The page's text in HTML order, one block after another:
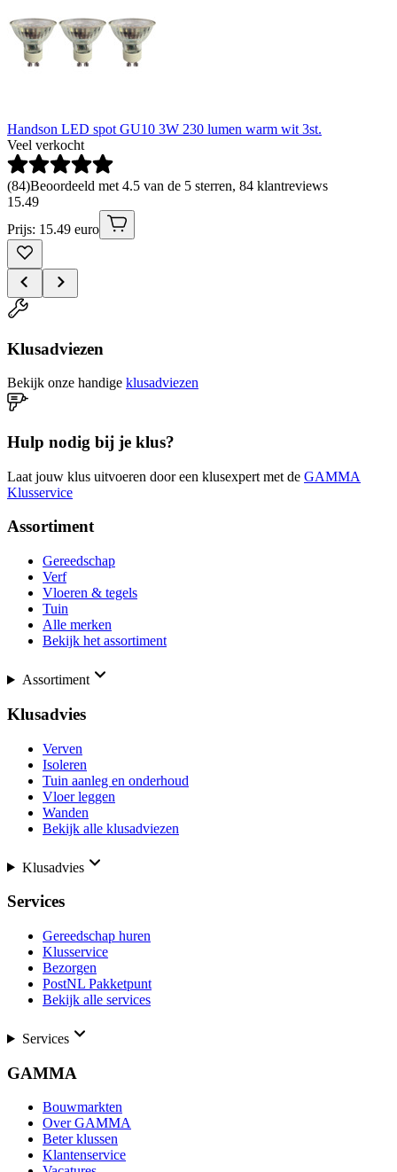
Handson LED spot GU10 3W 230 lumen warm wit 3st.
Veel verkocht
(84)Beoordeeld met 4.5 van de 5 sterren, 84 klantreviews
15.49
Prijs: 15.49 euro
Klusadviezen
Bekijk onze handige klusadviezen
Hulp nodig bij je klus?
Laat jouw klus uitvoeren door een klusexpert met de GAMMA
Klusservice
Assortiment
Gereedschap
Verf
Vloeren & tegels
Tuin
Alle merken
Bekijk het assortiment
Assortiment
Klusadvies
Verven
Isoleren
Tuin aanleg en onderhoud
Vloer leggen
Wanden
Bekijk alle klusadviezen
Klusadvies
Services
Gereedschap huren
Klusservice
Bezorgen
PostNL Pakketpunt
Bekijk alle services
Services
GAMMA
Bouwmarkten
Over GAMMA
Beter klussen
Klantenservice